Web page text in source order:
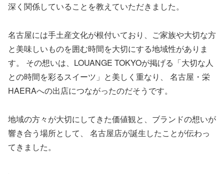
深く関係していることを教えていただきました。
名古屋には手土産文化が根付いており、ご家族や大切な方
と美味しいものを囲む時間を大切にする地域性がありま
す。 その想いは、LOUANGE TOKYOが掲げる「大切な人
との時間を彩るスイーツ」と美しく重なり、 名古屋・栄
HAERAへの出店につながったのだそうです。
地域の方々が大切にしてきた価値観と、ブランドの想いが
響き合う場所として、 名古屋店が誕生したことが伝わっ
てきました。